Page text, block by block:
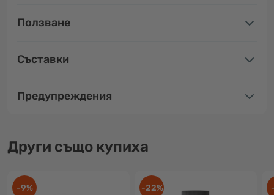
Ползване
Съставки
Предупреждения
Други също купиха
-9% -22%